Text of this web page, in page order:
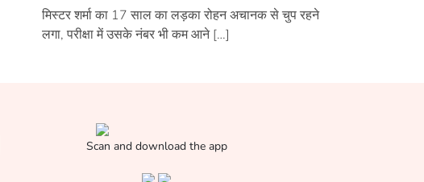
मिस्टर शर्मा का 17 साल का लड़का रोहन अचानक से चुप रहने
लगा, परीक्षा में उसके नंबर भी कम आने […]
Scan and download the app